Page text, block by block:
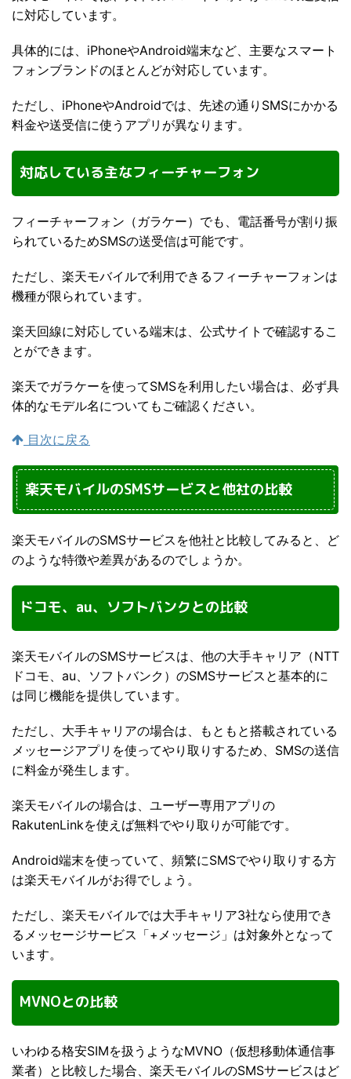
に対応しています。
具体的には、iPhoneやAndroid端末など、主要なスマート
フォンブランドのほとんどが対応しています。
ただし、iPhoneやAndroidでは、先述の通りSMSにかかる
料金や送受信に使うアプリが異なります。
対応している主なフィーチャーフォン
フィーチャーフォン（ガラケー）でも、電話番号が割り振
られているためSMSの送受信は可能です。
ただし、楽天モバイルで利用できるフィーチャーフォンは
機種が限られています。
楽天回線に対応している端末は、公式サイトで確認するこ
とができます。
楽天でガラケーを使ってSMSを利用したい場合は、必ず具
体的なモデル名についてもご確認ください。
目次に戻る
楽天モバイルのSMSサービスと他社の比較
楽天モバイルのSMSサービスを他社と比較してみると、ど
のような特徴や差異があるのでしょうか。
ドコモ、au、ソフトバンクとの比較
楽天モバイルのSMSサービスは、他の大手キャリア（NTT
ドコモ、au、ソフトバンク）のSMSサービスと基本的に
は同じ機能を提供しています。
ただし、大手キャリアの場合は、もともと搭載されている
メッセージアプリを使ってやり取りするため、SMSの送信
に料金が発生します。
楽天モバイルの場合は、ユーザー専用アプリの
RakutenLinkを使えば無料でやり取りが可能です。
Android端末を使っていて、頻繁にSMSでやり取りする方
は楽天モバイルがお得でしょう。
ただし、楽天モバイルでは大手キャリア3社なら使用でき
るメッセージサービス「+メッセージ」は対象外となって
います。
MVNOとの比較
いわゆる格安SIMを扱うようなMVNO（仮想移動体通信事
業者）と比較した場合、楽天モバイルのSMSサービスはど